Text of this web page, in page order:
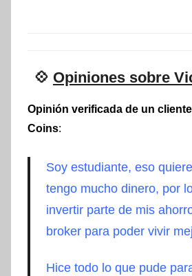
💠 Opiniones sobre
Opinión verificada de un
Coins:
Soy estudiante, eso
tengo mucho dinero, por
invertir parte de mis
broker para poder vivir
Hice todo lo que pude